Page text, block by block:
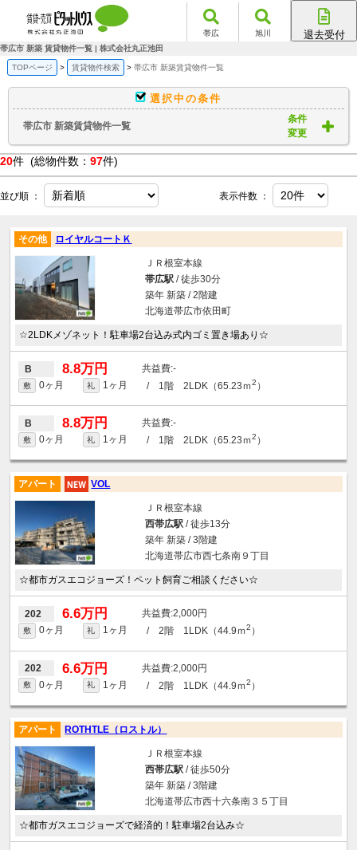
帯広 旭川 退去受付
帯広市 新築 賃貸物件一覧 | 株式会社丸正池田
TOPページ 賃貸物件検索 帯広市 新築賃貸物件一覧
選択中の条件
帯広市 新築賃貸物件一覧
条件
変更
20件 (総物件数： 97件)
並び順 ： 表示件数 ：
その他 ロイヤルコートＫ
ＪＲ根室本線
帯広駅/ 徒歩30分
築年 新築 / 2階建
北海道帯広市依田町
☆2LDKメゾネット！駐車場2台込み式内ゴミ置き場あり☆
B 8.8万円 -
敷 0ヶ月 礼 1ヶ月 / 1階 2LDK（65.23ｍ2 ）
B 8.8万円 -
敷 0ヶ月 礼 1ヶ月 / 1階 2LDK（65.23ｍ2 ）
アパート VOL
ＪＲ根室本線
西帯広駅/ 徒歩13分
築年 新築 / 3階建
北海道帯広市西七条南９丁目
☆都市ガスエコジョーズ！ペット飼育ご相談ください☆
202 6.6万円 2,000円
敷 0ヶ月 礼 1ヶ月 / 2階 1LDK（44.9ｍ2 ）
202 6.6万円 2,000円
敷 0ヶ月 礼 1ヶ月 / 2階 1LDK（44.9ｍ2 ）
アパート ROTHTLE（ロストル）
ＪＲ根室本線
西帯広駅/ 徒歩50分
築年 新築 / 3階建
北海道帯広市西十六条南３５丁目
☆都市ガスエコジョーズで経済的！駐車場2台込み☆